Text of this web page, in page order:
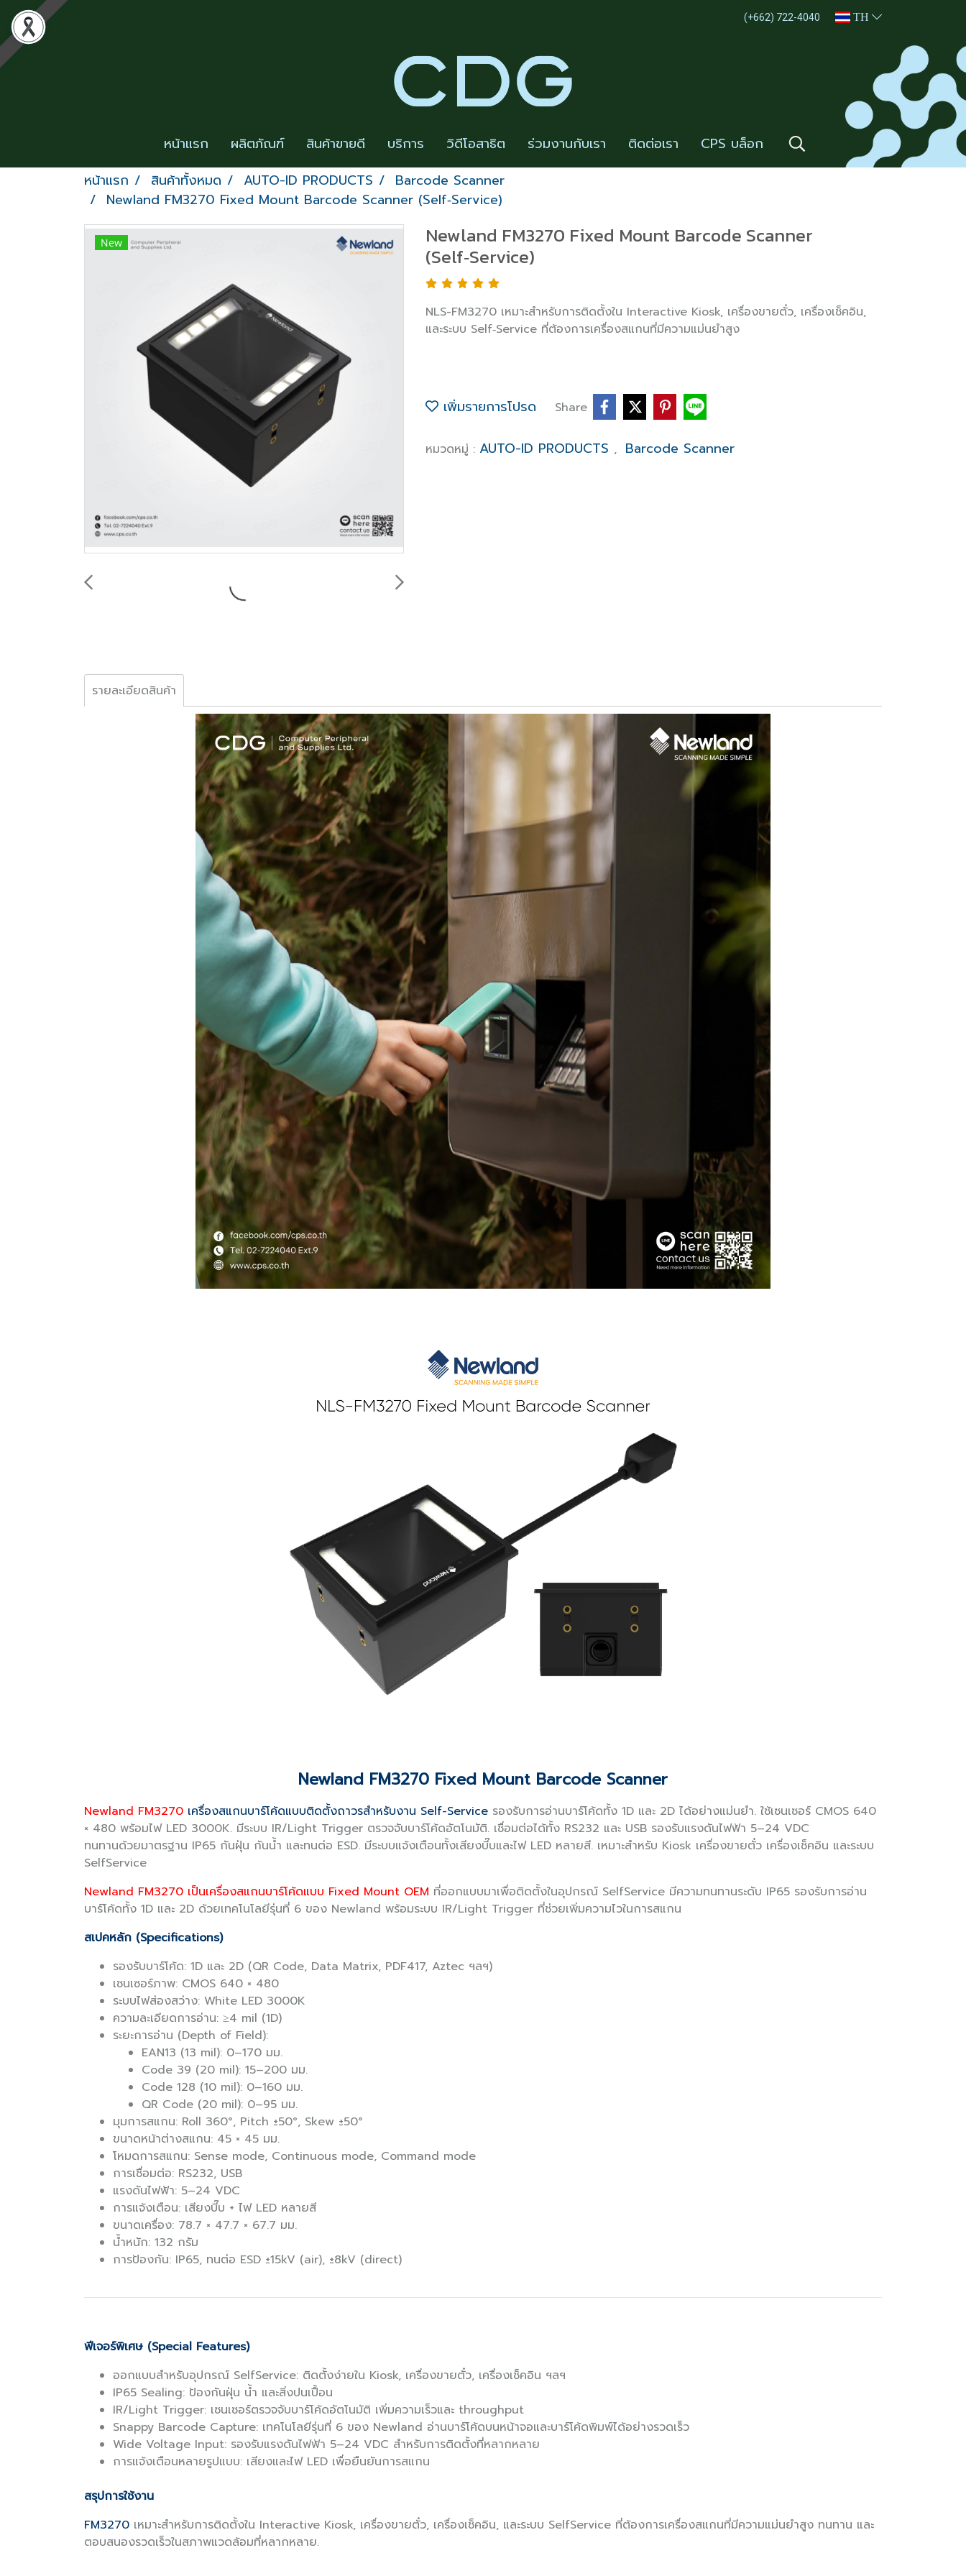
(+662) 722-4040 TH
หน้าแรก ผลิตภัณฑ์ สินค้าขายดี บริการ วิดีโอสาธิต ร่วมงานกับเรา ติดต่อเรา
CPS บล็อก
หน้าแรก
สินค้าทั้งหมด AUTO-ID PRODUCTS
Barcode Scanner
Newland FM3270 Fixed Mount Barcode Scanner (Self‑Service)
New Newland FM3270 Fixed Mount Barcode Scanner
(Self‑Service)
NLS-FM3270 เหมาะสำหรับการติดตั้งใน Interactive Kiosk, เครื่องขายตั๋ว, เครื่องเช็คอิน,
และระบบ Self‑Service ที่ต้องการเครื่องสแกนที่มีความแม่นยำสูง
เพิ่มรายการโปรด Share
หมวดหมู่ : AUTO-ID PRODUCTS , Barcode Scanner
รายละเอียดสินค้า
Newland FM3270 Fixed Mount Barcode Scanner
Newland FM3270 เครื่องสแกนบาร์โค้ดแบบติดตั้งถาวรสำหรับงาน Self-Service รองรับการอ่านบาร์โค้ดทั้ง 1D และ 2D ได้อย่างแม่นยำ. ใช้เซนเซอร์ CMOS 640
× 480 พร้อมไฟ LED 3000K. มีระบบ IR/Light Trigger ตรวจจับบาร์โค้ดอัตโนมัติ. เชื่อมต่อได้ทั้ง RS232 และ USB รองรับแรงดันไฟฟ้า 5–24 VDC
ทนทานด้วยมาตรฐาน IP65 กันฝุ่น กันน้ำ และทนต่อ ESD. มีระบบแจ้งเตือนทั้งเสียงบี๊บและไฟ LED หลายสี. เหมาะสำหรับ Kiosk เครื่องขายตั๋ว เครื่องเช็คอิน และระบบ
SelfService
Newland FM3270 เป็นเครื่องสแกนบาร์โค้ดแบบ Fixed Mount OEM ที่ออกแบบมาเพื่อติดตั้งในอุปกรณ์ SelfService มีความทนทานระดับ IP65 รองรับการอ่าน
บาร์โค้ดทั้ง 1D และ 2D ด้วยเทคโนโลยีรุ่นที่ 6 ของ Newland พร้อมระบบ IR/Light Trigger ที่ช่วยเพิ่มความไวในการสแกน
สเปคหลัก (Specifications)
รองรับบาร์โค้ด: 1D และ 2D (QR Code, Data Matrix, PDF417, Aztec ฯลฯ)
เซนเซอร์ภาพ: CMOS 640 × 480
ระบบไฟส่องสว่าง: White LED 3000K
ความละเอียดการอ่าน: ≥4 mil (1D)
ระยะการอ่าน (Depth of Field):
EAN13 (13 mil): 0–170 มม.
Code 39 (20 mil): 15–200 มม.
Code 128 (10 mil): 0–160 มม.
QR Code (20 mil): 0–95 มม.
มุมการสแกน: Roll 360°, Pitch ±50°, Skew ±50°
ขนาดหน้าต่างสแกน: 45 × 45 มม.
โหมดการสแกน: Sense mode, Continuous mode, Command mode
การเชื่อมต่อ: RS232, USB
แรงดันไฟฟ้า: 5–24 VDC
การแจ้งเตือน: เสียงบี๊บ + ไฟ LED หลายสี
ขนาดเครื่อง: 78.7 × 47.7 × 67.7 มม.
น้ำหนัก: 132 กรัม
การป้องกัน: IP65, ทนต่อ ESD ±15kV (air), ±8kV (direct)
ฟีเจอร์พิเศษ (Special Features)
ออกแบบสำหรับอุปกรณ์ SelfService: ติดตั้งง่ายใน Kiosk, เครื่องขายตั๋ว, เครื่องเช็คอิน ฯลฯ
IP65 Sealing: ป้องกันฝุ่น น้ำ และสิ่งปนเปื้อน
IR/Light Trigger: เซนเซอร์ตรวจจับบาร์โค้ดอัตโนมัติ เพิ่มความเร็วและ throughput
Snappy Barcode Capture: เทคโนโลยีรุ่นที่ 6 ของ Newland อ่านบาร์โค้ดบนหน้าจอและบาร์โค้ดพิมพ์ได้อย่างรวดเร็ว
Wide Voltage Input: รองรับแรงดันไฟฟ้า 5–24 VDC สำหรับการติดตั้งที่หลากหลาย
การแจ้งเตือนหลายรูปแบบ: เสียงและไฟ LED เพื่อยืนยันการสแกน
สรุปการใช้งาน
FM3270 เหมาะสำหรับการติดตั้งใน Interactive Kiosk, เครื่องขายตั๋ว, เครื่องเช็คอิน, และระบบ SelfService ที่ต้องการเครื่องสแกนที่มีความแม่นยำสูง ทนทาน และ
ตอบสนองรวดเร็วในสภาพแวดล้อมที่หลากหลาย.